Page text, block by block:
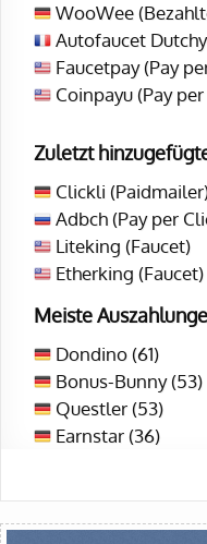
WooWee
Autofaucet
Faucetpay (Pay
Coinpayu (Pay
Zuletzt
Clickli
Adbch (Pay per
Liteking (Faucet)
Etherking (Faucet)
Meiste
Dondino (61)
Bonus-Bunny (53)
Questler (53)
Earnstar (36)